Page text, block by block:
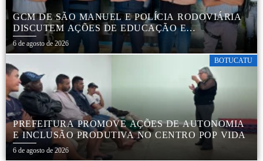
GCM DE SÃO MANUEL E POLÍCIA RODOVIÁRIA
DISCUTEM AÇÕES DE EDUCAÇÃO E
SEGURANÇA NO TRÂNSITO
6 de agosto de 2026
BOTUCATU
PREFEITURA PROMOVE AÇÕES DE AUTONOMIA
E INCLUSÃO PRODUTIVA NO CENTRO POP VIDA
6 de agosto de 2026